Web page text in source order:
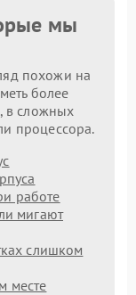
мы
похожи на
более
в сложных
процессора.
работе
мигают
слишком
месте